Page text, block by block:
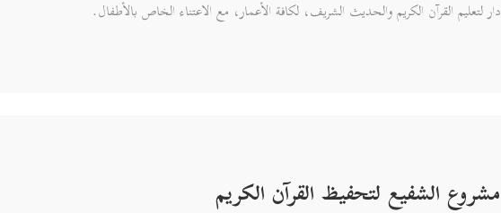
دار لتعليم القرآن الكريم والحديث الشريف، لكافة الأعمار، مع الاعتناء الخاص بالأطفال.
مشروع الشفيع لتحفيظ القرآن الكريم